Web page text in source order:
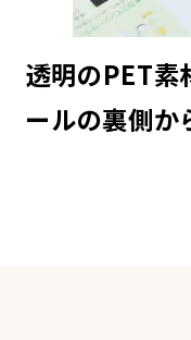
透明のPET素
ールの裏側か